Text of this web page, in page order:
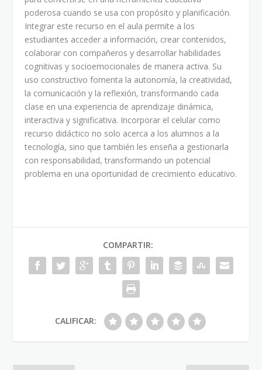
poderosa cuando se usa con propósito y planificación.
Integrar este recurso en el aula permite a los
estudiantes acceder a información, crear contenidos,
colaborar con compañeros y desarrollar habilidades
cognitivas y socioemocionales de manera activa. Su
uso constructivo fomenta la autonomía, la creatividad,
la comunicación y la reflexión, transformando cada
clase en una experiencia de aprendizaje dinámica,
interactiva y significativa. Incorporar el celular como
recurso didáctico no solo acerca a los alumnos a la
tecnología, sino que también les enseña a gestionarla
con responsabilidad, transformando un potencial
problema en una oportunidad de crecimiento educativo.
COMPARTIR:
CALIFICAR: